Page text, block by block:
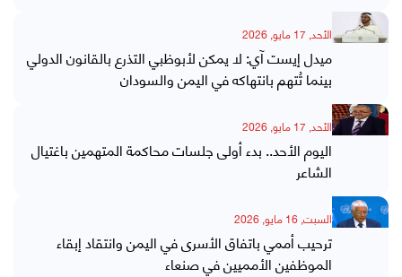
الأحد, 17 مايو, 2026
ميدل إيست آي: لا يمكن لأبوظبي التذرع بالقانون الدولي
بينما تُتهم بانتهاكه في اليمن والسودان
الأحد, 17 مايو, 2026
اليوم الأحد.. بدء أولى جلسات محاكمة المتهمين باغتيال
الشاعر
السبت, 16 مايو, 2026
ترحيب أممي باتفاق الأسرى في اليمن وانتقاد إبقاء
الموظفين الأمميين في صنعاء